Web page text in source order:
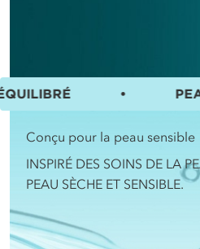
• PEAU LISSE
Conçu pour la peau sensible
INSPIRÉ DES SOINS DE LA
PEAU SÈCHE ET SENSIBLE.